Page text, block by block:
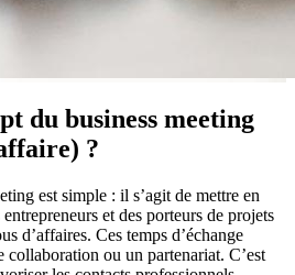
du business meeting
?
est simple : il s’agit de mettre en
et des porteurs de projets
d’affaires. Ces temps d’échange
collaboration ou un partenariat. C’est